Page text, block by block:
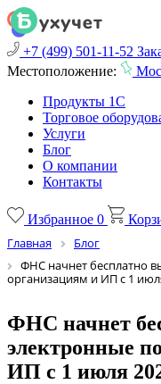
+7 (499) 501-11-52
Местоположение:
Продукты 1С
Торговое
Услуги
Блог
О компании
Контакты
Избранное 0
Главная
Блог
ФНС начнет бесплатно
организациям и ИП с 1
ФНС начнет
электронные
ИП с 1 июля